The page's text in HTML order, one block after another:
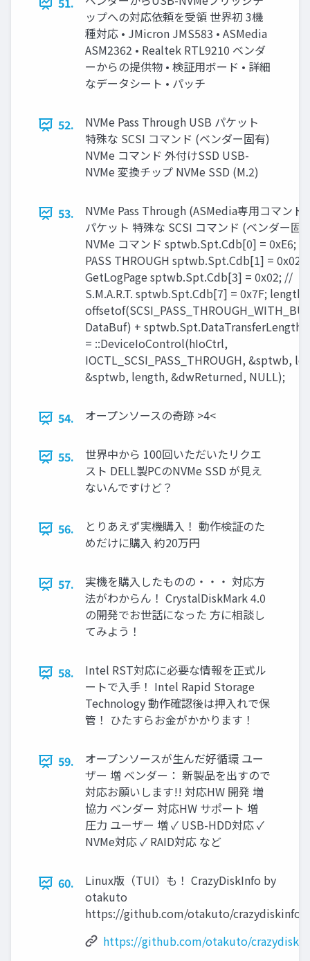
ップへの対応依頼を受領 世界初 3機
種対応 • JMicron JMS583 • ASMedia
ASM2362 • Realtek RTL9210 ベンダ
ーからの提供物 • 検証用ボード • 詳細
なデータシート • パッチ
52.
NVMe Pass Through USB パケット
特殊な SCSI コマンド (ベンダー固有)
NVMe コマンド 外付けSSD USB-
NVMe 変換チップ NVMe SSD (M.2)
53.
NVMe Pass Through (ASMedia専用コマンド
パケット 特殊な SCSI コマンド (ベンダー固
NVMe コマンド sptwb.Spt.Cdb[0] = 0xE6; //
PASS THROUGH sptwb.Spt.Cdb[1] = 0x02;
GetLogPage sptwb.Spt.Cdb[3] = 0x02; //
S.M.A.R.T. sptwb.Spt.Cdb[7] = 0x7F; length
DataBuf) + sptwb.Spt.DataTransferLength;
= ::DeviceIoControl(hIoCtrl,
IOCTL_SCSI_PASS_THROUGH, &sptwb,
&sptwb, length, &dwReturned, NULL);
54. オープンソースの奇跡 >4<
55.
世界中から 100回いただいたリクエ
スト DELL製PCのNVMe SSD が見え
ないんですけど？
56.
とりあえず実機購入！ 動作検証のた
めだけに購入 約20万円
57.
実機を購入したものの・・・ 対応方
法がわからん！ CrystalDiskMark 4.0
の開発でお世話になった 方に相談し
てみよう！
58.
Intel RST対応に必要な情報を正式ル
ートで入手！ Intel Rapid Storage
Technology 動作確認後は押入れで保
管！ ひたすらお金がかかります！
59.
オープンソースが生んだ好循環 ユー
ザー 増 ベンダー： 新製品を出すので
対応お願いします!! 対応HW 開発 増
協力 ベンダー 対応HW サポート 増
圧力 ユーザー 増 ✓ USB-HDD対応 ✓
NVMe対応 ✓ RAID対応 など
60.
Linux版（TUI）も！ CrazyDiskInfo by
otakuto
https://github.com/otakuto/crazydiskinfo
https://github.com/otakuto/